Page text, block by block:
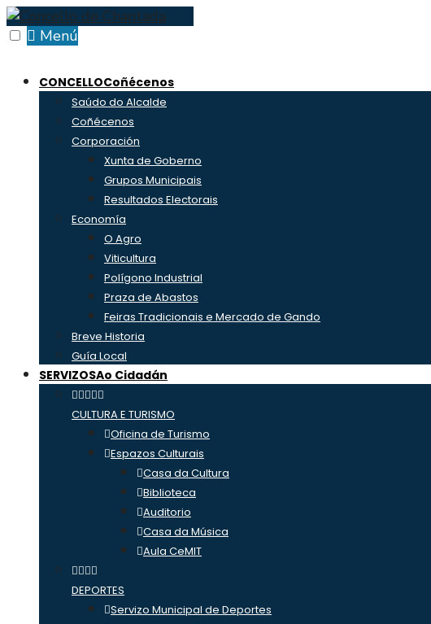
Skip
to
Menú
CONCELLOCoñécenos
Saúdo do Alcalde
Coñécenos
Corporación
Xunta de Goberno
Grupos Municipais
Resultados Electorais
Economía
O Agro
Viticultura
Polígono Industrial
Praza de Abastos
Feiras Tradicionais e Mercado de Gando
Breve Historia
Guía Local
SERVIZOSAo Cidadán
CULTURA E TURISMO
Oficina de Turismo
Espazos Culturais
Casa da Cultura
Biblioteca
Auditorio
Casa da Música
Aula CeMIT
DEPORTES
Servizo Municipal de Deportes